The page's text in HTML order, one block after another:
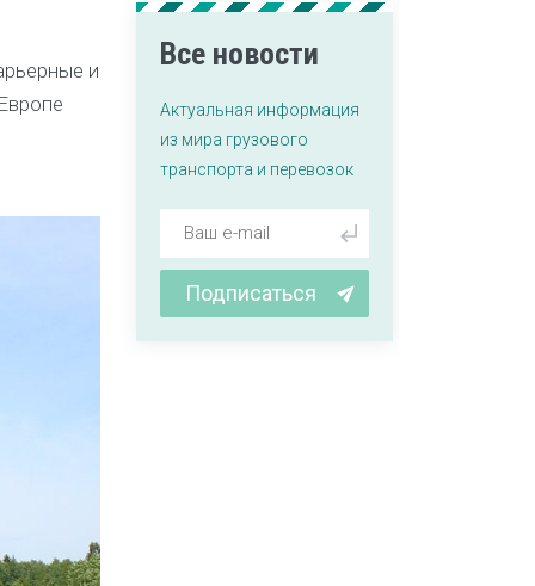
и
Все новости
Актуальная информация
из мира грузового
транспорта и перевозок
Подписаться